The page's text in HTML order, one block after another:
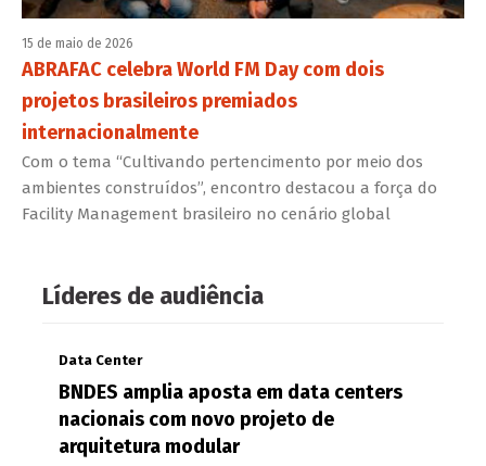
15 de maio de 2026
ABRAFAC celebra World FM Day com dois
projetos brasileiros premiados
internacionalmente
Com o tema “Cultivando pertencimento por meio dos
ambientes construídos”, encontro destacou a força do
Facility Management brasileiro no cenário global
Líderes de audiência
Data Center
BNDES amplia aposta em data centers
nacionais com novo projeto de
arquitetura modular